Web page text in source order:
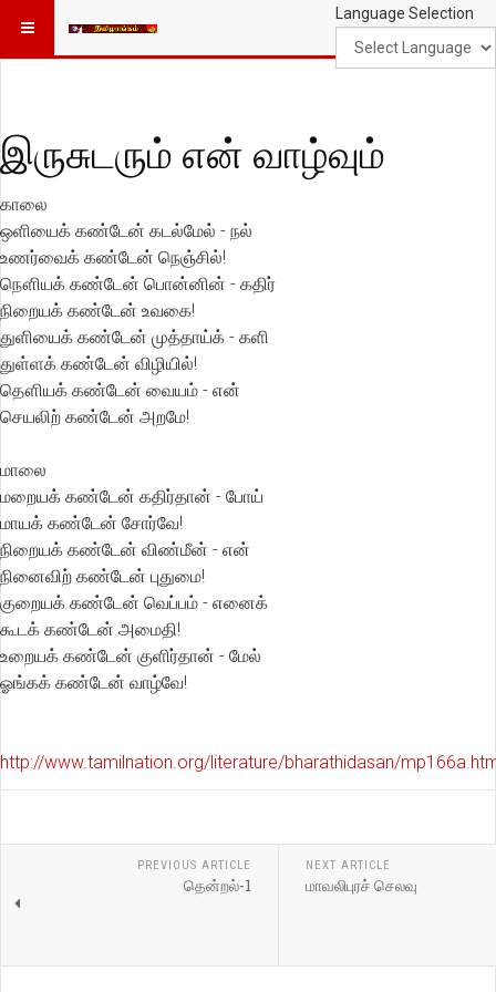
Language Selection
இருசுடரும் என் வாழ்வும்
காலை
ஒளியைக் கண்டேன் கடல்மேல் - நல்
உணர்வைக் கண்டேன் நெஞ்சில்!
நௌியக் கண்டேன் பொன்னின் - கதிர்
நிறையக் கண்டேன் உவகை!
துளியைக் கண்டேன் முத்தாய்க் - களி
துள்ளக் கண்டேன் விழியில்!
தௌியக் கண்டேன் வையம் - என்
செயலிற் கண்டேன் அறமே!
மாலை
மறையக் கண்டேன் கதிர்தான் - போய்
மாயக் கண்டேன் சோர்வே!
நிறையக் கண்டேன் விண்மீன் - என்
நினைவிற் கண்டேன் புதுமை!
குறையக் கண்டேன் வெப்பம் - எனைக்
கூடக் கண்டேன் அமைதி!
உறையக் கண்டேன் குளிர்தான் - மேல்
ஓங்கக் கண்டேன் வாழ்வே!
http://www.tamilnation.org/literature/bharathidasan/
PREVIOUS ARTICLE
தென்றல்-1
NEXT ARTICLE
மாவலிபுரச் செலவு